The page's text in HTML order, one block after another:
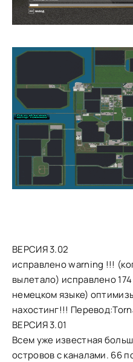
ВЕРСИЯ 3.02
исправлено warning !!!
вылетало) исправлено
немецком языке)
нахостинг!!!
ВЕРСИЯ 3.01
Всем уже известная
островов с каналами. 66